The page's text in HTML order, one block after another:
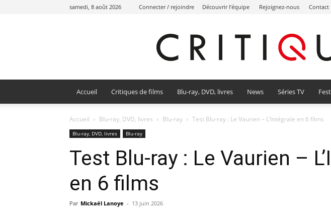
samedi, 8 août 2026 Connecter / rejoindre Découvrir l’équipe Rejoignez-nous Contact
Accueil Critiques de films Blu-ray, DVD, livres News Séries TV
Accueil Blu-ray, DVD, livres Blu-ray Test Blu-ray : Le Vaurien – L’Intégrale en 6 films
Blu-ray, DVD, livres Blu-ray
Test Blu-ray : Le Vaurien –
en 6 films
Par Mickaël Lanoye - 13 juin 2026